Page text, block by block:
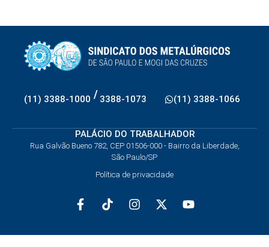
(11) 3388-1000 / 3388-1073 (11) 3388-1066
PALÁCIO DO TRABALHADOR
Rua Galvão Bueno 782, CEP 01506-000 - Bairro da Liberdade,
São Paulo/SP
Política de privacidade